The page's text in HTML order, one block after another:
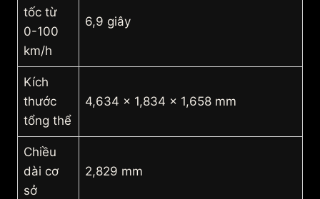
tốc từ
0-100
km/h
6,9 giây
Kích
thước
tổng thể
4,634 x 1,834 x 1,658 mm
Chiều
dài cơ
sở
2,829 mm